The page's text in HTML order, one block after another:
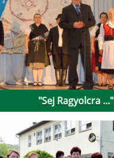
"Sej Ragyolcra ..."